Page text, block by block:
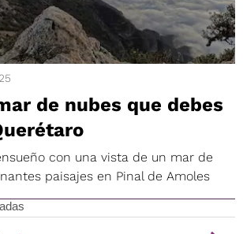
de nubes que debes
con una vista de un mar de
paisajes en Pinal de Amoles